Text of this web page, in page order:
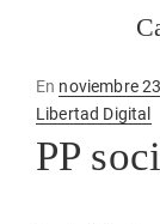
En Publicado
en
noviembre
Libertad Digital
PP